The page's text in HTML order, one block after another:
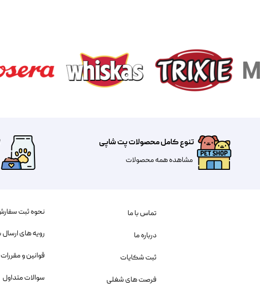
تنوع کامل محصولات پت شاپی
مشاهده همه محصولات
نحوه ثبت
رویه های
قوانین و مقررات
سوالات متداول
تماس با ما
درباره ما
ثبت شکایات
فرصت های شغلی